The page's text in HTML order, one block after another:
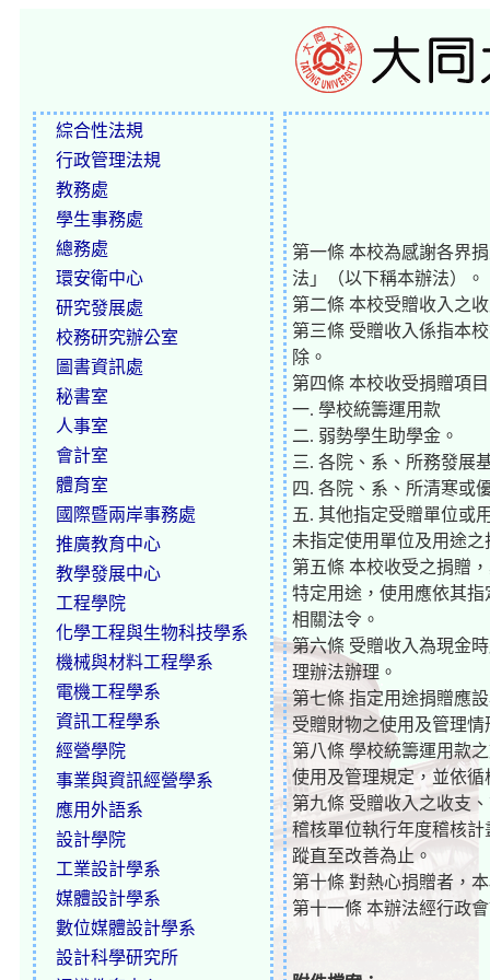
綜合性法規
行政管理法規
教務處
學生事務處
總務處
環安衛中心
研究發展處
校務研究辦公室
圖書資訊處
秘書室
人事室
會計室
體育室
國際暨兩岸事務處
推廣教育中心
教學發展中心
工程學院
化學工程與生物科技學系
機械與材料工程學系
電機工程學系
資訊工程學系
經營學院
事業與資訊經營學系
應用外語系
設計學院
工業設計學系
媒體設計學系
數位媒體設計學系
設計科學研究所
第一條 本校為感謝各界
法」（以下稱本辦法）。
第二條 本校受贈收入之
第三條 受贈收入係指本
除。
第四條 本校收受捐贈項
一. 學校統籌運用款
二. 弱勢學生助學金。
三. 各院、系、所務發展
四. 各院、系、所清寒或
五. 其他指定受贈單位或
未指定使用單位及用途
第五條 本校收受之捐贈
特定用途，使用應依其
相關法令。
第六條 受贈收入為現金
理辦法辦理。
第七條 指定用途捐贈應
受贈財物之使用及管理
第八條 學校統籌運用款
使用及管理規定，並依
第九條 受贈收入之收支
稽核單位執行年度稽核
蹤直至改善為止。
第十條 對熱心捐贈者，
第十一條 本辦法經行政